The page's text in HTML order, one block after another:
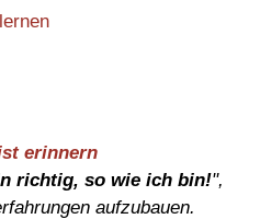
erinnern
richtig, so wie ich bin!",
aufzubauen.